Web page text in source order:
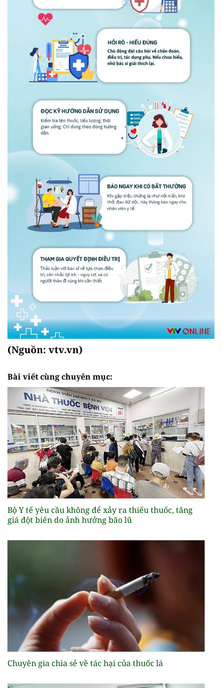
(Nguồn: vtv.vn)
Bài viết cùng chuyên mục:
Bộ Y tế yêu cầu không để xảy ra thiếu thuốc, tăng
giá đột biến do ảnh hưởng bão lũ
Chuyên gia chia sẻ về tác hại của thuốc lá